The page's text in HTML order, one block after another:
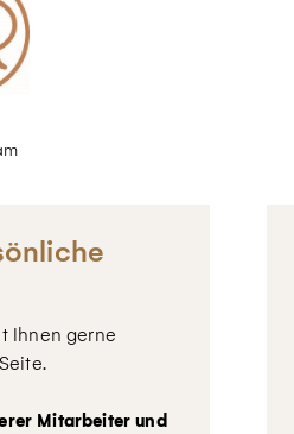
Ihnen gerne
Mitarbeiter und